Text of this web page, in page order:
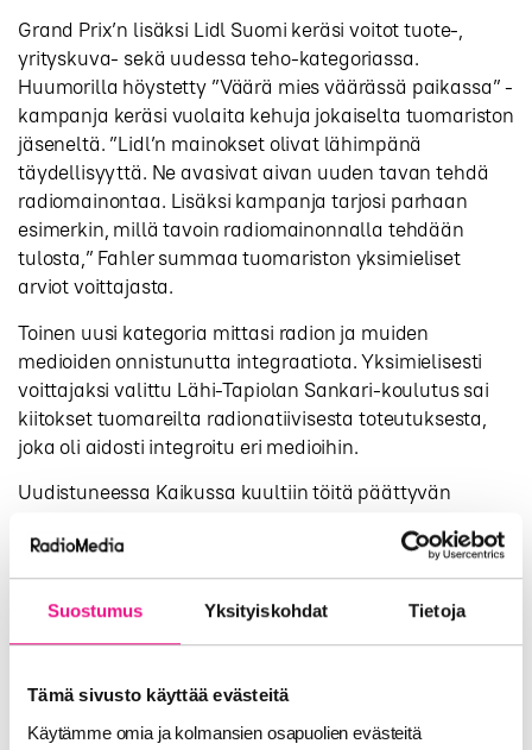
Suostumus Yksityiskohdat Tietoja
Tämä sivusto käyttää evästeitä
Käytämme omia ja kolmansien osapuolien evästeitä
Grand Prix’n lisäksi Lidl Suomi keräsi voitot tuote-,
yrityskuva- sekä uudessa teho-kategoriassa.
Huumorilla höystetty ”Väärä mies väärässä paikassa” -
kampanja keräsi vuolaita kehuja jokaiselta tuomariston
jäseneltä. ”Lidl’n mainokset olivat lähimpänä
täydellisyyttä. Ne avasivat aivan uuden tavan tehdä
radiomainontaa. Lisäksi kampanja tarjosi parhaan
esimerkin, millä tavoin radiomainonnalla tehdään
tulosta,” Fahler summaa tuomariston yksimieliset
arviot voittajasta.
Toinen uusi kategoria mittasi radion ja muiden
medioiden onnistunutta integraatiota. Yksimielisesti
voittajaksi valittu Lähi-Tapiolan Sankari-koulutus sai
kiitokset tuomareilta radionatiivisesta toteutuksesta,
joka oli aidosti integroitu eri medioihin.
Uudistuneessa Kaikussa kuultiin töitä päättyvän
Grand Prix -voittaja palkitaan osallistumisella Cannes
Lions -mainoskilpailuun. Tällä kertaa Kaikun
poikkeuksellisesti pidentynyt osallistumisaika johti
Cannes Lionsin aikarajasääntöjen vuoksi voi osallistua
kilpailuun. Tuomaristo valitsi sen sijaan Musa&Jingle-